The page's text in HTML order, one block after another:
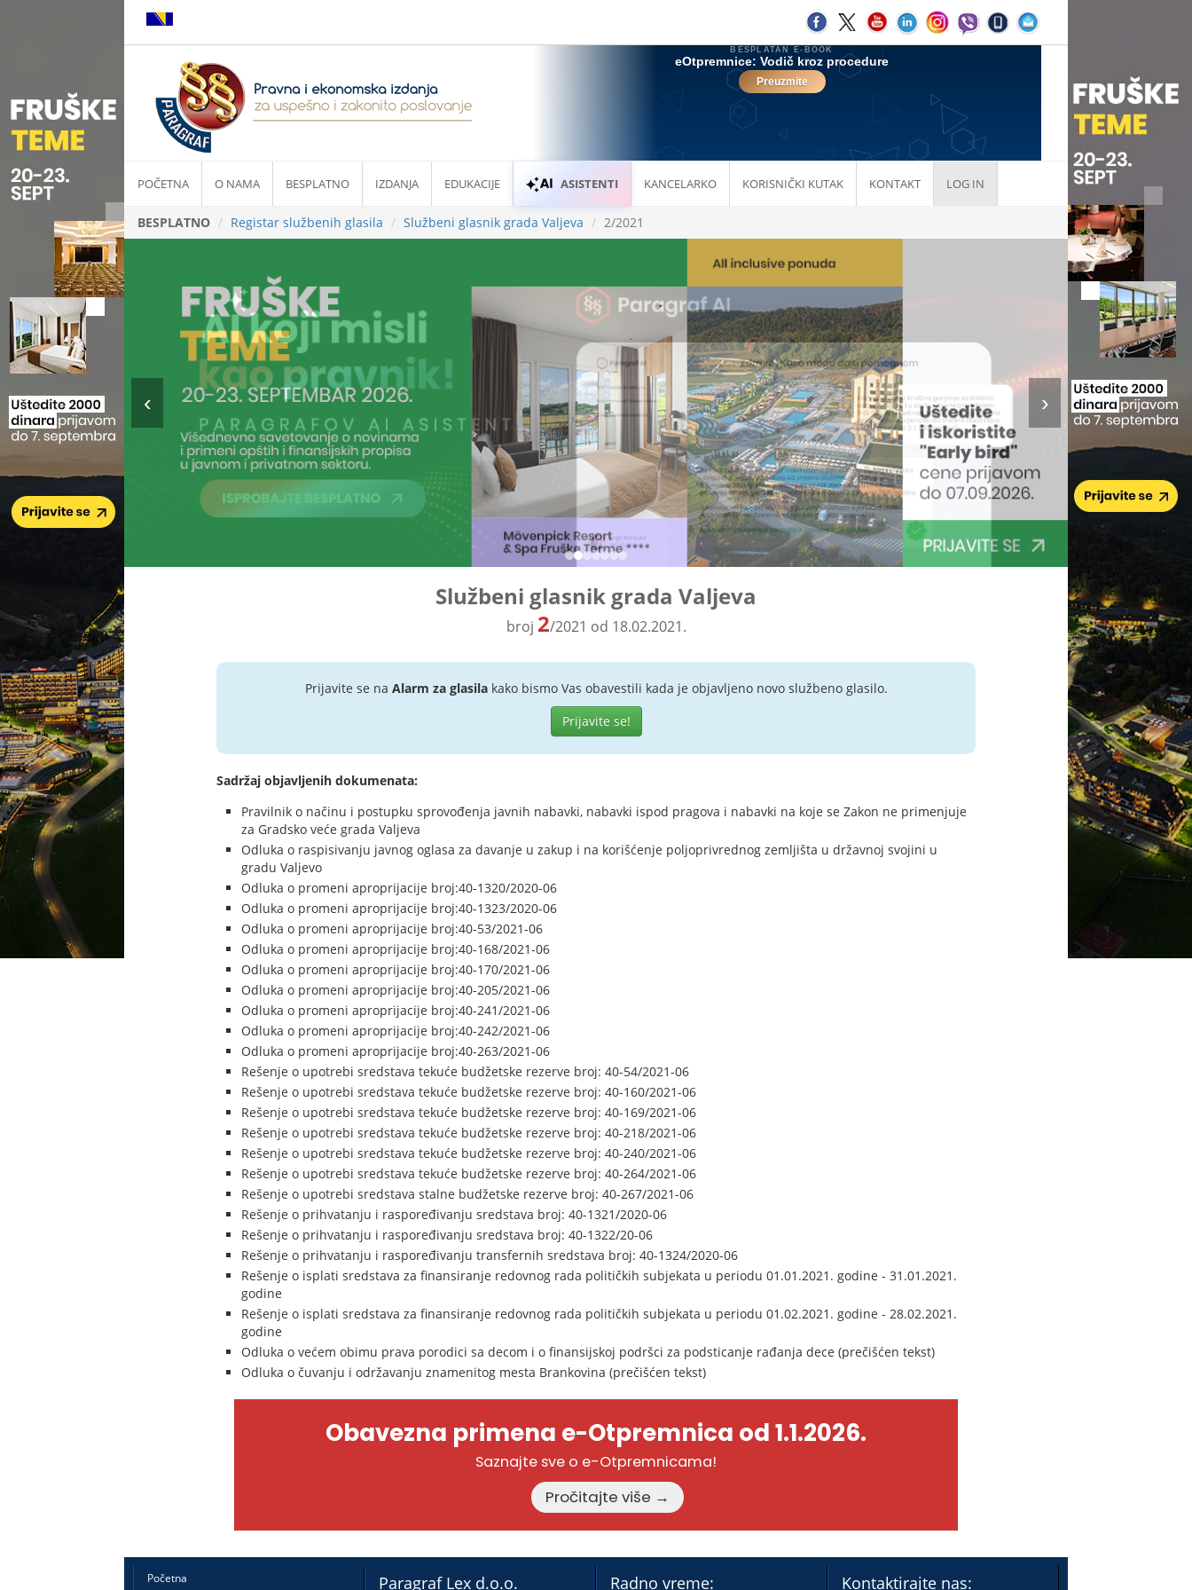
POČETNA O NAMA BESPLATNO IZDANJA EDUKACIJE ASISTENTI KANCELARKO KORISNIČKI KUTAK KONTAKT LOG IN
BESPLATNO Registar službenih glasila Službeni glasnik grada Valjeva 2/2021
Službeni glasnik grada Valjeva
broj 2/2021 od 18.02.2021.
Prijavite se na Alarm za glasilakako bismo Vas obavestili kada je objavljeno novo službeno glasilo.
Prijavite se!
Sadržaj objavljenih dokumenata:
Pravilnik o načinu i postupku sprovođenja javnih nabavki, nabavki ispod pragova i nabavki na koje se Zakon ne primenjuje
za Gradsko veće grada Valjeva
Odluka o raspisivanju javnog oglasa za davanje u zakup i na korišćenje poljoprivrednog zemljišta u državnoj svojini u
gradu Valjevo
Odluka o promeni aproprijacije broj:40-1320/2020-06
Odluka o promeni aproprijacije broj:40-1323/2020-06
Odluka o promeni aproprijacije broj:40-53/2021-06
Odluka o promeni aproprijacije broj:40-168/2021-06
Odluka o promeni aproprijacije broj:40-170/2021-06
Odluka o promeni aproprijacije broj:40-205/2021-06
Odluka o promeni aproprijacije broj:40-241/2021-06
Odluka o promeni aproprijacije broj:40-242/2021-06
Odluka o promeni aproprijacije broj:40-263/2021-06
Rešenje o upotrebi sredstava tekuće budžetske rezerve broj: 40-54/2021-06
Rešenje o upotrebi sredstava tekuće budžetske rezerve broj: 40-160/2021-06
Rešenje o upotrebi sredstava tekuće budžetske rezerve broj: 40-169/2021-06
Rešenje o upotrebi sredstava tekuće budžetske rezerve broj: 40-218/2021-06
Rešenje o upotrebi sredstava tekuće budžetske rezerve broj: 40-240/2021-06
Rešenje o upotrebi sredstava tekuće budžetske rezerve broj: 40-264/2021-06
Rešenje o upotrebi sredstava stalne budžetske rezerve broj: 40-267/2021-06
Rešenje o prihvatanju i raspoređivanju sredstava broj: 40-1321/2020-06
Rešenje o prihvatanju i raspoređivanju sredstava broj: 40-1322/20-06
Rešenje o prihvatanju i raspoređivanju transfernih sredstava broj: 40-1324/2020-06
Rešenje o isplati sredstava za finansiranje redovnog rada političkih subjekata u periodu 01.01.2021. godine - 31.01.2021.
godine
Rešenje o isplati sredstava za finansiranje redovnog rada političkih subjekata u periodu 01.02.2021. godine - 28.02.2021.
godine
Odluka o većem obimu prava porodici sa decom i o finansijskoj podršci za podsticanje rađanja dece (prečišćen tekst)
Odluka o čuvanju i održavanju znamenitog mesta Brankovina (prečišćen tekst)
Obavezna primena e-Otpremnica od 1.1.2026.
Saznajte sve o e-Otpremnicama!
Pročitajte više →
Početna Paragraf Lex d.o.o. Radno vreme: Kontaktirajte nas: